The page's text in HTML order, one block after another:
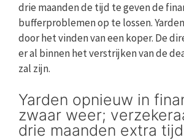
drie maanden de tijd te geven de
bufferproblemen op te lossen.
door het vinden van een koper. De
er al binnen het verstrijken van de
zal zijn.
Yarden opnieuw in
zwaar weer;
drie maanden extra tijd